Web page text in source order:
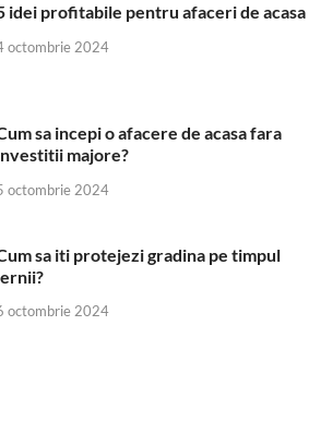
idei profitabile pentru afaceri de acasa
octombrie 2024
sa incepi o afacere de acasa fara
majore?
octombrie 2024
sa iti protejezi gradina pe timpul
octombrie 2024